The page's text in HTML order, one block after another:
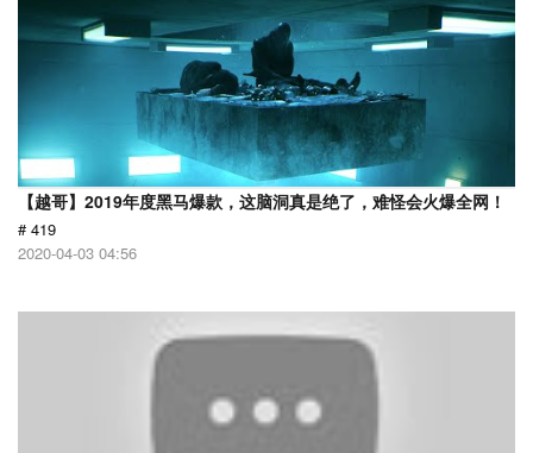
【越哥】2019年度黑马爆款，这脑洞真是绝了，难怪会火爆全网！
# 419
2020-04-03 04:56